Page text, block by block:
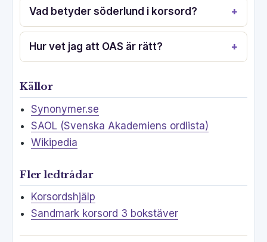
Vad betyder söderlund i korsord?
Hur vet jag att OAS är rätt?
Källor
Synonymer.se
SAOL (Svenska Akademiens ordlista)
Wikipedia
Fler ledtrådar
Korsordshjälp
Sandmark korsord 3 bokstäver